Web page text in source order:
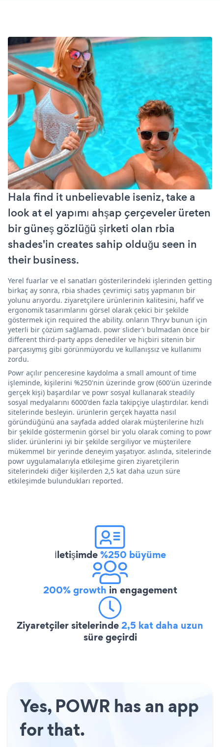
Hala find it unbelievable iseniz, take a
look at el yapımı ahşap çerçeveler üreten
bir güneş gözlüğü şirketi olan rbia
shades'in creates sahip olduğu seen in
their business.
Yerel fuarlar ve el sanatları gösterilerindeki işlerinden getting
birkaç ay sonra, rbia shades çevrimiçi satış yapmanın bir
yolunu arıyordu. ziyaretçilere ürünlerinin kalitesini, hafif ve
ergonomik tasarımlarını görsel olarak çekici bir şekilde
göstermek için required the ability. onların Thryv bunun için
yeterli bir çözüm sağlamadı. powr slider'ı bulmadan önce bir
different third-party apps denediler ve hiçbiri sitenin bir
parçasıymış gibi görünmüyordu ve kullanışsız ve kullanımı
zordu.
Powr açılır penceresine kaydolma a small amount of time
işleminde, kişilerini %250'nin üzerinde grow (600'ün üzerinde
gerçek kişi) başardılar ve powr sosyal kullanarak steadily
sosyal medyalarını 6000'den fazla takipçiye ulaştırdılar. kendi
sitelerinde besleyin. ürünlerin gerçek hayatta nasıl
göründüğünü ana sayfada added olarak müşterilerine hızlı
bir şekilde göstermenin görsel bir yolu olarak coming to powr
slider. ürünlerini iyi bir şekilde sergiliyor ve müşterilere
mükemmel bir yerinde deneyim yaşatıyor. aslında, sitelerinde
powr uygulamalarıyla etkileşime giren ziyaretçilerin
sitelerindeki diğer kişilerden 2,5 kat daha uzun süre
etkileşimde bulundukları reported.
İletişimde%250 büyüme
200% growth in engagement
Ziyaretçiler sitelerinde2,5 kat daha uzun
süre geçirdi
Yes, POWR has an app
for that.